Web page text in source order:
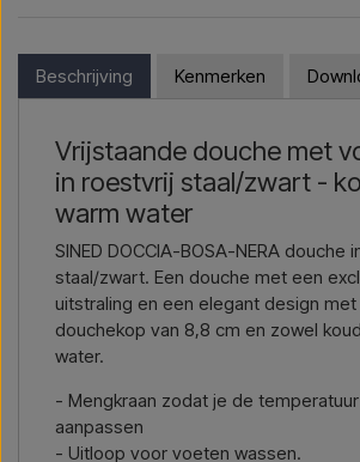
levering, neem dan contact met ons op –
Mail ons → Bel
direct in de webshop bestellen. In plaats
contact met ons opnemen en een prijs
Geef eenvoudig aan in welk artikel u
(artikelnummer of link naar het artikel), en
gefactureerd en geleverd moet worden,
offerte.
Contact via mail → Bel
Beschrijving Kenmerken
Vrijstaande douche met
in roestvrij staal/zwart -
warm water
SINED DOCCIA-BOSA-NERA douche
staal/zwart. Een douche met een
uitstraling en een elegant design met
douchekop van 8,8 cm en zowel
water.
- Mengkraan zodat je de
aanpassen
- Uitloop voor voeten wassen.